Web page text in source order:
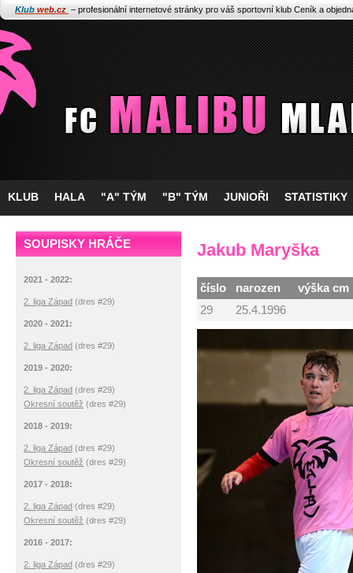
Klub web.cz – profesionální internetové stránky pro váš sportovní klub Ceník a
KLUB HALA "A" TÝM "B" TÝM JUNIOŘI STATISTIKY
Jakub Maryška
číslo narozen
výška cm
29
25.4.1996
SOUPISKY HRÁČE
2021 - 2022:
2. liga Západ (dres #29)
2020 - 2021:
2. liga Západ (dres #29)
2019 - 2020:
2. liga Západ (dres #29)
Okresní soutěž (dres #29)
2018 - 2019:
2. liga Západ (dres #29)
Okresní soutěž (dres #29)
2017 - 2018:
2. liga Západ (dres #29)
Okresní soutěž (dres #29)
2016 - 2017:
2. liga Západ (dres #29)